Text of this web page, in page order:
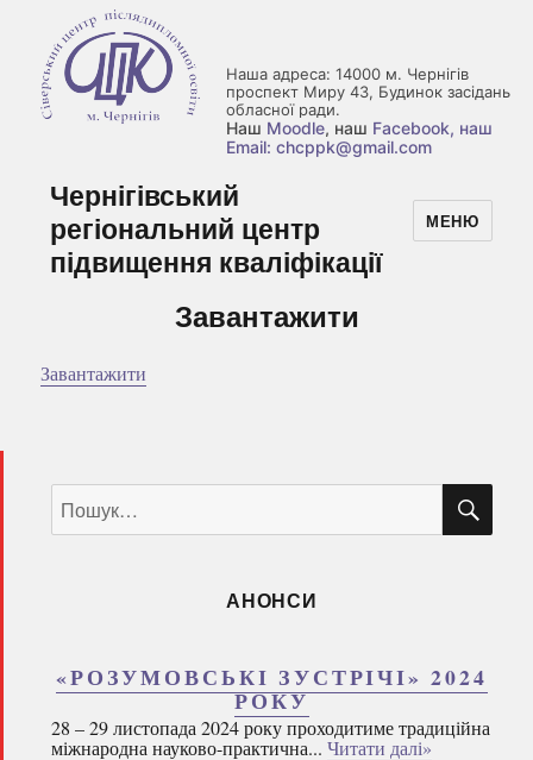
Наша адреса: 14000 м. Чернігів
проспект Миру 43, Будинок засідань
обласної ради.
Наш Moodle, наш Facebook, наш
Email: chcppk@gmail.com
Чернігівський
регіональний центр
підвищення кваліфікації
МЕНЮ
Завантажити
Завантажити
за
запитом:
АНОНСИ
«РОЗУМОВСЬКІ ЗУСТРІЧІ» 2024
РОКУ
28 – 29 листопада 2024 року проходитиме традиційна
міжнародна науково-практична... Читати далі»